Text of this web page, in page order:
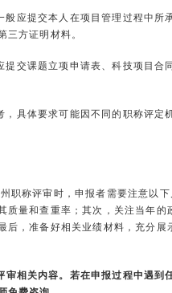
般应提交本人在项目管理过程中所
三方证明材料。
提交课题立项申请表、科技项目合
，具体要求可能因不同的职称评定
职称评审时，申报者需要注意以下
质量和查重率；其次，关注当年的
后，准备好相关业绩材料，充分展
审相关内容。若在申报过程中遇到